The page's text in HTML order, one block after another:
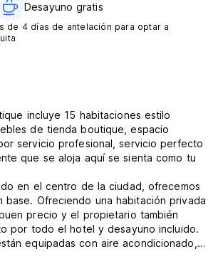
Desayuno gratis
de 4 días de antelación para optar a
incluye 15 habitaciones estilo
de tienda boutique, espacio
servicio profesional, servicio perfecto
que se aloja aquí se sienta como tu
en el centro de la ciudad, ofrecemos
base. Ofreciendo una habitación privada
precio y el propietario también
por todo el hotel y desayuno incluido.
equipadas con aire acondicionado,